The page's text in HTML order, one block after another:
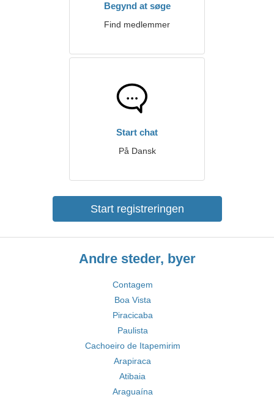
Begynd at søge
Find medlemmer
Start chat
På Dansk
Start registreringen
Andre steder, byer
Contagem
Boa Vista
Piracicaba
Paulista
Cachoeiro de Itapemirim
Arapiraca
Atibaia
Araguaína